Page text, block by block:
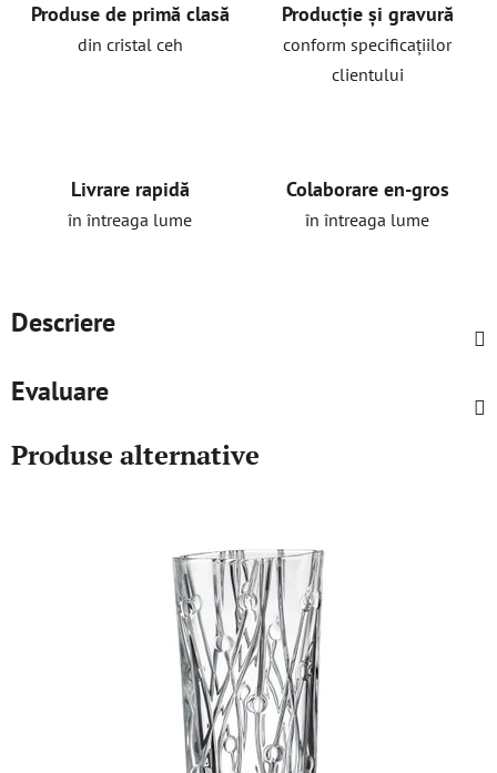
Produse de primă clasă
din cristal ceh
Producție și gravură
conform specificațiilor
clientului
Livrare rapidă
în întreaga lume
Colaborare en-gros
în întreaga lume
Descriere
Evaluare
Produse alternative